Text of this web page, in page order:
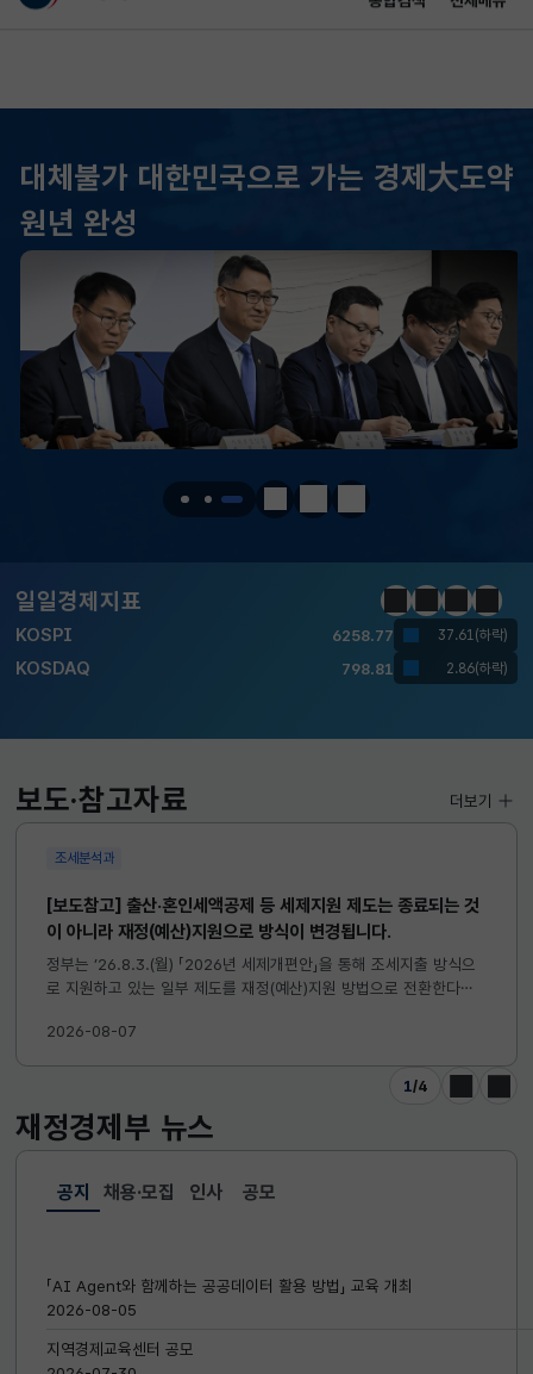
대체불가 대한민국으로 가는 경제大도약
원년 완성
정지 이전 다음
일일경제지표
KOSPI 6258.77 37.61(하락)
KOSDAQ
국고채(3년) 3.746 0.004(상승)
달러-원 1410.6000 13.2000(하락)
KOSPI 6258.77 37.61(하락)
KOSDAQ 798.81 2.86(하락)
KOSPI 6258.77 37.61(하락)
KOSDAQ 798.81 2.86(하락)
국고채(3년)
정지이전다음일일경
보도·참고자료
조세분석과
[보도참고] 출산·혼인세액공제 등 세제지원 제도는 종료되는 것
이 아니라 재정(예산)지원으로 방식이 변경됩니다.
정부는 ’26.8.3.(월) 「2026년 세제개편안」을 통해 조세지출 방식으
로 지원하고 있는 일부 제도를 재정(예산)지원 방법으로 전환한다고
2026-08-07
1/4
이전 다음
더보기
재정경제부 뉴스
공지
선택됨
공지
「AI Agent와 함께하는 공공데이터 활용 방법」 교육 개최
2026-08-05
지역경제교육센터 공모
채용·모집 인사 공모